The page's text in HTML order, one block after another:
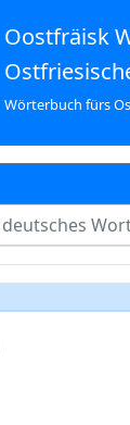
Oostfräisk
Wörterbuch fürs